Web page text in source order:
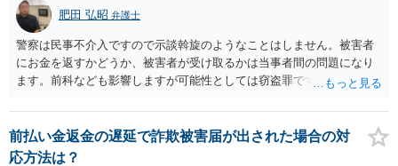
肥田 弘昭 弁護士
警察は民事不介入ですので示談斡旋のようなことはしません。被害者
にお金を返すかどうか、被害者が受け取るかは当事者間の問題になり
ます。前科なども影響しますが可能性としては窃盗罪ですので、逮捕
前払い金返金の遅延で詐欺被害届が出された場合の対
応方法は？